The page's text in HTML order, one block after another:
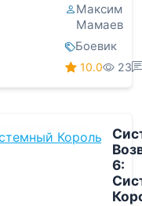
Максим
Мамаев
Боевик
10.0 23
6: